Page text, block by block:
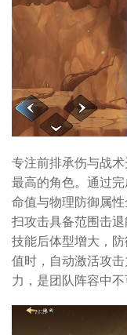
专注前排承伤与战
最高的角色。通过
命值与物理防御属
扫攻击具备范围击
技能后体型增大，
值时，自动激活攻
力，是团队阵容中不